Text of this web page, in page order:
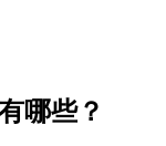
哪些？